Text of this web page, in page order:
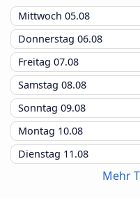
Mittwoch 05.08
Donnerstag 06.08
Freitag 07.08
Samstag 08.08
Sonntag 09.08
Montag 10.08
Dienstag 11.08
Mehr